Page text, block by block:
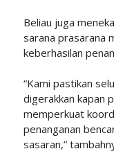
Beliau juga
sarana prasarana
keberhasilan
“Kami pastikan
digerakkan kapan
memperkuat
penanganan
sasaran,”